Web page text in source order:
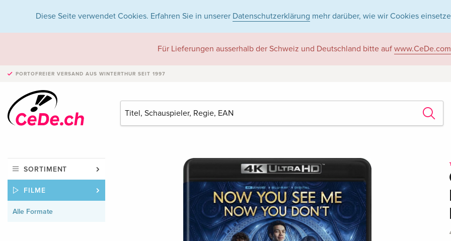
Diese Seite verwendet Cookies. Erfahren Sie in unserer Datenschutzerklärung mehr darüber, wie wir Cookies
Für Lieferungen ausserhalb der Schweiz und Deutschland bitte auf www.CeDe.com
PORTOFREIER VERSAND AUS WINTERTHUR SEIT 1997
SORTIMENT
FILME
Alle Formate